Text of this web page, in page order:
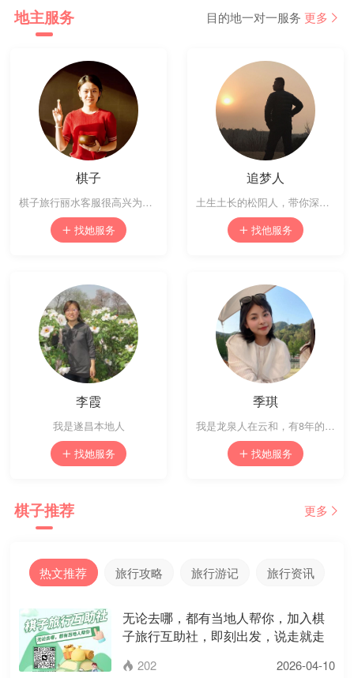
地主服务 目的地一对一服务 更多 
棋子
棋子旅行丽水客服很高兴为您服务！
 找她服务
追梦人
土生土长的松阳人，带你深入探访江南秘境
 找他服务
李霞
我是遂昌本地人
 找她服务
季琪
我是龙泉人在云和，有8年的地导经历，目前是一家中介机构的负责人，希望我可以帮到你。
 找她服务
棋子推荐 更多 
热文推荐 旅行攻略 旅行游记 旅行资讯
无论去哪，都有当地人帮你，加入棋
子旅行互助社，即刻出发，说走就走
 202 2026-04-10